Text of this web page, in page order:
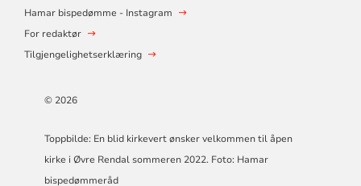
Hamar bispedømme - Instagram
For redaktør
Tilgjengelighetserklæring
© 2026
Toppbilde: En blid kirkevert ønsker velkommen til åpen
kirke i Øvre Rendal sommeren 2022. Foto: Hamar
bispedømmeråd